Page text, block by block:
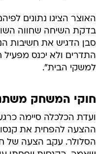
מהחשבונית הממוצעת
בחוק ההסדרים כולל
של רשת סלולר חדשה
בדיון דיבר נציג האוצר
החמישון העליון מוציא רק 1.3% מהכנסתו על
האוצר הציגו נתונים
בדקת השיחה שחווה
סבן הדגיש את חשיבות